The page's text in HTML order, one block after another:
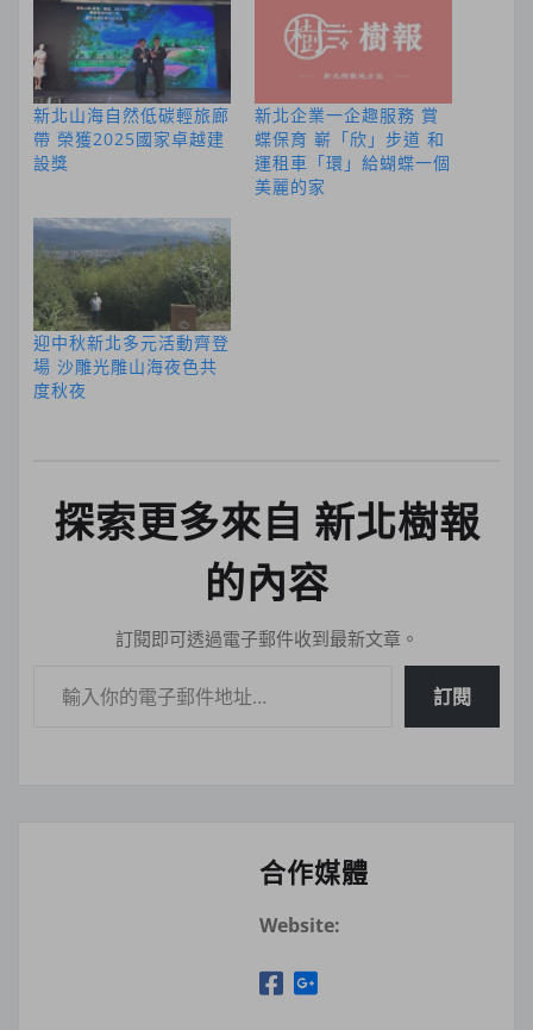
新北山海自然低碳輕旅廊
帶 榮獲2025國家卓越建
設獎
新北企業一企趣服務 賞
蝶保育 嶄「欣」步道 和
運租車「環」給蝴蝶一個
美麗的家
迎中秋新北多元活動齊登
場 沙雕光雕山海夜色共
度秋夜
探索更多來自 新北樹報
的內容
訂閱即可透過電子郵件收到最新文章。
訂閱
合作媒體
Website: